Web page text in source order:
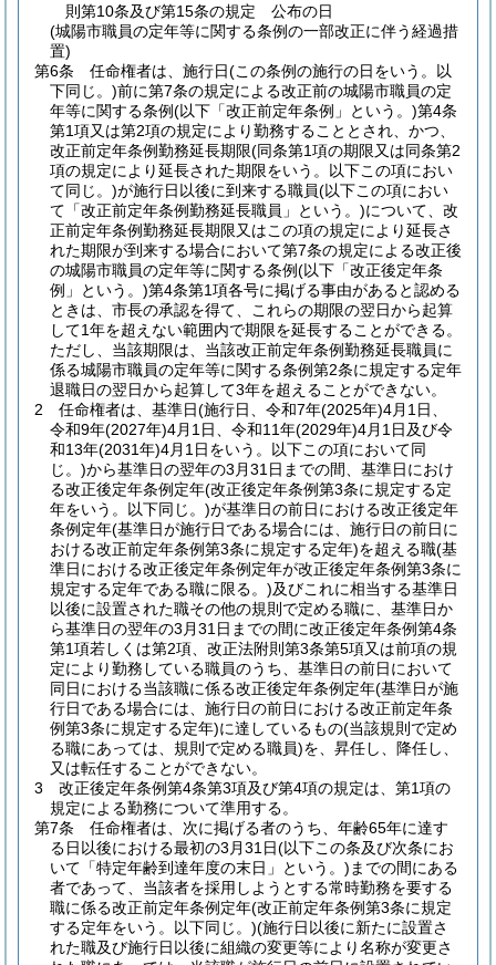
則第10条及び第15条の規定 公布の日
(城陽市職員の定年等に関する条例の一部改正に伴う経過措
置)
第6条
任命権者は、施行日(この条例の施行の日をいう。以
下同じ。)前に第7条の規定による改正前の城陽市職員の定
年等に関する条例(以下「改正前定年条例」という。)第4条
第1項又は第2項の規定により勤務することとされ、かつ、
改正前定年条例勤務延長期限(同条第1項の期限又は同条第2
項の規定により延長された期限をいう。以下この項におい
て同じ。)が施行日以後に到来する職員(以下この項におい
て「改正前定年条例勤務延長職員」という。)について、改
正前定年条例勤務延長期限又はこの項の規定により延長さ
れた期限が到来する場合において第7条の規定による改正後
の城陽市職員の定年等に関する条例(以下「改正後定年条
例」という。)第4条第1項各号に掲げる事由があると認める
ときは、市長の承認を得て、これらの期限の翌日から起算
して1年を超えない範囲内で期限を延長することができる。
ただし、当該期限は、当該改正前定年条例勤務延長職員に
係る城陽市職員の定年等に関する条例第2条に規定する定年
退職日の翌日から起算して3年を超えることができない。
2
任命権者は、基準日(施行日、令和7年(2025年)4月1日、
令和9年(2027年)4月1日、令和11年(2029年)4月1日及び令
和13年(2031年)4月1日をいう。以下この項において同
じ。)から基準日の翌年の3月31日までの間、基準日におけ
る改正後定年条例定年(改正後定年条例第3条に規定する定
年をいう。以下同じ。)が基準日の前日における改正後定年
条例定年(基準日が施行日である場合には、施行日の前日に
おける改正前定年条例第3条に規定する定年)を超える職(基
準日における改正後定年条例定年が改正後定年条例第3条に
規定する定年である職に限る。)及びこれに相当する基準日
以後に設置された職その他の規則で定める職に、基準日か
ら基準日の翌年の3月31日までの間に改正後定年条例第4条
第1項若しくは第2項、改正法附則第3条第5項又は前項の規
定により勤務している職員のうち、基準日の前日において
同日における当該職に係る改正後定年条例定年(基準日が施
行日である場合には、施行日の前日における改正前定年条
例第3条に規定する定年)に達しているもの(当該規則で定め
る職にあっては、規則で定める職員)を、昇任し、降任し、
又は転任することができない。
3
改正後定年条例第4条第3項及び第4項の規定は、第1項の
規定による勤務について準用する。
第7条
任命権者は、次に掲げる者のうち、年齢65年に達す
る日以後における最初の3月31日(以下この条及び次条にお
いて「特定年齢到達年度の末日」という。) までの間にある
者であって、当該者を採用しようとする常時勤務を要する
職に係る改正前定年条例定年(改正前定年条例第3条に規定
する定年をいう。以下同じ。)(施行日以後に新たに設置さ
れた職及び施行日以後に組織の変更等により名称が変更さ